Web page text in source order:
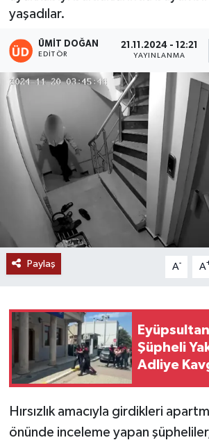
yaşadılar.
ÜMIT DOĞAN
EDITÖR
21.11.2024 - 12:21
YAYINLANMA
Paylaş A- A
Şüpheli
Adliye
Hırsızlık amacıyla girdikleri
önünde inceleme yapan